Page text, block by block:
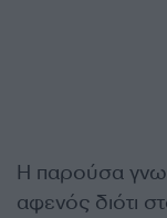
Η παρούσα
αφενός διότι